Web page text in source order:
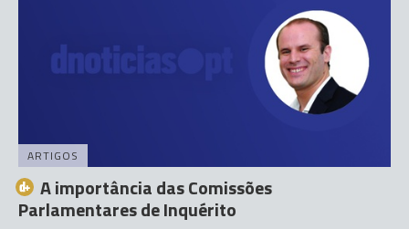
ARTIGOS
A importância das Comissões
Parlamentares de Inquérito